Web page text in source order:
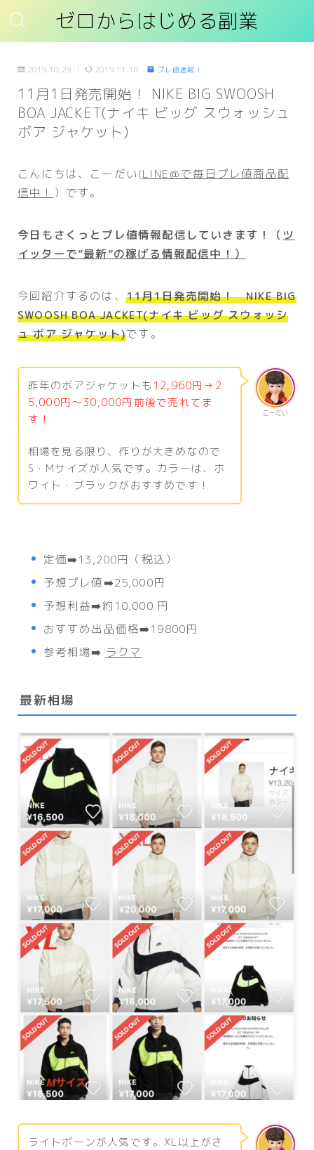
ゼロからはじめる副業
2019.10.29 2019.11.10 プレ値速報！
11月1日発売開始！ NIKE BIG SWOOSH
BOA JACKET(ナイキ ビッグ スウォッシュ
ボア ジャケット)
こんにちは、こーだい(LINE＠で毎日プレ値商品配
信中！ ）です。
今日もさくっとプレ値情報配信していきます！（ ツ
イッターで”最新”の稼げる情報配信中！）
今回紹介するのは、 11月1日発売開始！ NIKE BIG
SWOOSH BOA JACKET(ナイキ ビッグ スウォッシ
ュ ボア ジャケット)です。
こーだい
昨年のボアジャケットも 12,960円→2
5,000円～30,000円前後で売れてま
す！
相場を見る限り、作りが大きめなので
S・Mサイズが人気です。カラーは、ホ
ワイト・ブラックがおすすめです！
定価➡️13,200円（税込）
予想プレ値➡️25,000円
予想利益➡️約10,000 円
おすすめ出品価格➡️19800円
参考相場➡️ ラクマ
最新相場
ライトボーンが人気です。XL以上がさ